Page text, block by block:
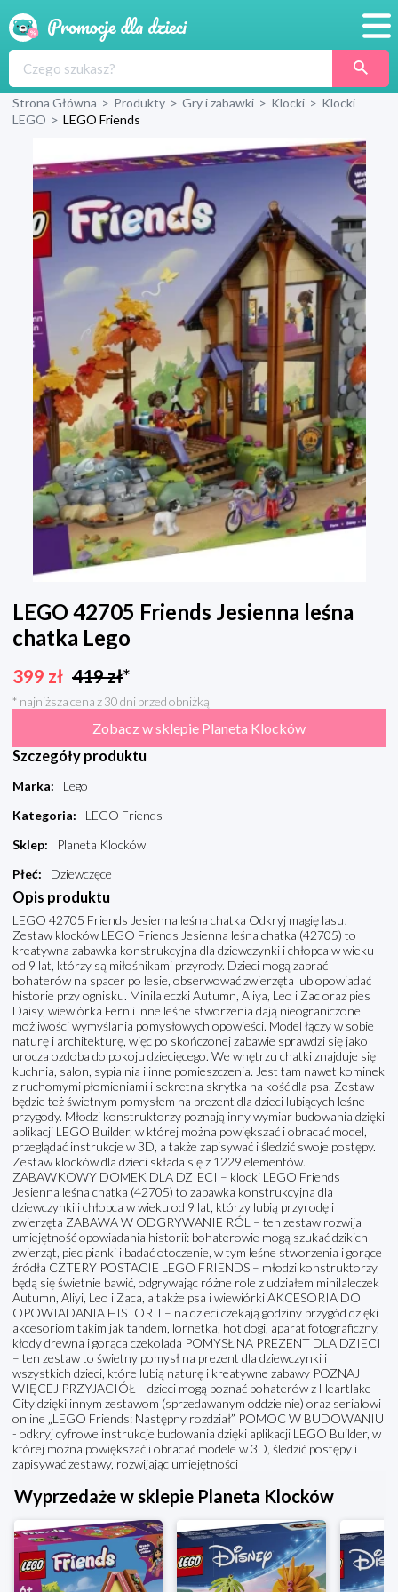
Produkty
Sklepy
Blog
Wyprawka
Strona Główna > Produkty > Gry i zabawki > Klocki > Klocki
LEGO > LEGO Friends
LEGO 42705 Friends Jesienna leśna
chatka Lego
399 zł 419zł*
* najniższa cena z 30 dni przed obniżką
Zobacz w sklepie Planeta Klocków
Szczegóły produktu
Marka:
Lego
Kategoria:
LEGO Friends
Sklep:
Planeta Klocków
Płeć: Dziewczęce
Opis produktu
LEGO 42705 Friends Jesienna leśna chatka Odkryj magię lasu!
Zestaw klocków LEGO Friends Jesienna leśna chatka (42705) to
kreatywna zabawka konstrukcyjna dla dziewczynki i chłopca w wieku
od 9 lat, którzy są miłośnikami przyrody. Dzieci mogą zabrać
bohaterów na spacer po lesie, obserwować zwierzęta lub opowiadać
historie przy ognisku. Minilaleczki Autumn, Aliya, Leo i Zac oraz pies
Daisy, wiewiórka Fern i inne leśne stworzenia dają nieograniczone
możliwości wymyślania pomysłowych opowieści. Model łączy w sobie
naturę i architekturę, więc po skończonej zabawie sprawdzi się jako
urocza ozdoba do pokoju dziecięcego. We wnętrzu chatki znajduje się
kuchnia, salon, sypialnia i inne pomieszczenia. Jest tam nawet kominek
z ruchomymi płomieniami i sekretna skrytka na kość dla psa. Zestaw
będzie też świetnym pomysłem na prezent dla dzieci lubiących leśne
przygody. Młodzi konstruktorzy poznają inny wymiar budowania dzięki
aplikacji LEGO Builder, w której można powiększać i obracać model,
przeglądać instrukcje w 3D, a także zapisywać i śledzić swoje postępy.
Zestaw klocków dla dzieci składa się z 1229 elementów.
ZABAWKOWY DOMEK DLA DZIECI – klocki LEGO Friends
Jesienna leśna chatka (42705) to zabawka konstrukcyjna dla
dziewczynki i chłopca w wieku od 9 lat, którzy lubią przyrodę i
zwierzęta ZABAWA W ODGRYWANIE RÓL – ten zestaw rozwija
umiejętność opowiadania historii: bohaterowie mogą szukać dzikich
zwierząt, piec pianki i badać otoczenie, w tym leśne stworzenia i gorące
źródła CZTERY POSTACIE LEGO FRIENDS – młodzi konstruktorzy
będą się świetnie bawić, odgrywając różne role z udziałem minilaleczek
Autumn, Aliyi, Leo i Zaca, a także psa i wiewiórki AKCESORIA DO
OPOWIADANIA HISTORII – na dzieci czekają godziny przygód dzięki
akcesoriom takim jak tandem, lornetka, hot dogi, aparat fotograficzny,
kłody drewna i gorąca czekolada POMYSŁ NA PREZENT DLA DZIECI
– ten zestaw to świetny pomysł na prezent dla dziewczynki i
wszystkich dzieci, które lubią naturę i kreatywne zabawy POZNAJ
WIĘCEJ PRZYJACIÓŁ – dzieci mogą poznać bohaterów z Heartlake
City dzięki innym zestawom (sprzedawanym oddzielnie) oraz serialowi
online „LEGO Friends: Następny rozdział” POMOC W BUDOWANIU
- odkryj cyfrowe instrukcje budowania dzięki aplikacji LEGO Builder, w
której można powiększać i obracać modele w 3D, śledzić postępy i
zapisywać zestawy, rozwijając umiejętności
Wyprzedaże w sklepie Planeta Klocków